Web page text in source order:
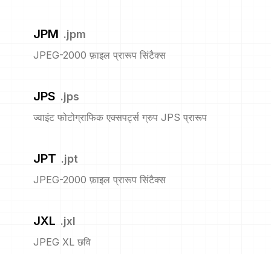
JPM .jpm
JPEG-2000 फ़ाइल प्रारूप सिंटैक्स
JPS .jps
ज्वाइंट फोटोग्राफिक एक्सपर्ट्स ग्रुप JPS प्रारूप
JPT .jpt
JPEG-2000 फ़ाइल प्रारूप सिंटैक्स
JXL .jxl
JPEG XL छवि